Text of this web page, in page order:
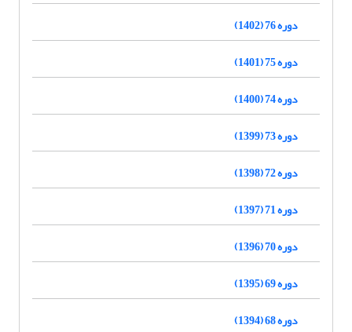
دوره 76 (1402)
دوره 75 (1401)
دوره 74 (1400)
دوره 73 (1399)
دوره 72 (1398)
دوره 71 (1397)
دوره 70 (1396)
دوره 69 (1395)
دوره 68 (1394)